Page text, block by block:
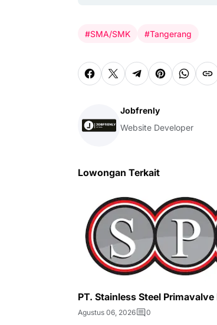
#SMA/SMK #Tangerang
Jobfrenly
Website Developer
Lowongan Terkait
PT. Stainless Steel
Agustus 06, 2026 0